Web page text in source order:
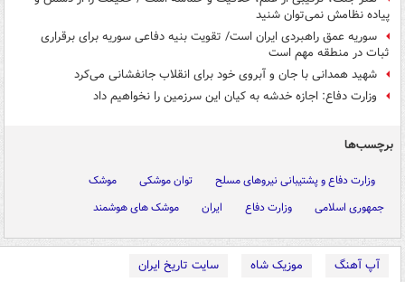
پیاده نظامش نمی‌توان شنید
سوریه عمق راهبردی ایران است/ تقویت بنیه دفاعی سوریه برای برقراری
ثبات در منطقه مهم است
شهید همدانی با جان و آبروی خود برای انقلاب جانفشانی می‌کرد
وزارت دفاع: اجازه خدشه‌ به کیان این سرزمین را نخواهیم داد
برچسب‌ها
وزارت دفاع و پشتیبانی نیروهای مسلح توان موشکی
موشک
جمهوری اسلامی
وزارت دفاع ایران موشک های هوشمند
آپ آهنگ موزیک شاه
سایت تاریخ ایران